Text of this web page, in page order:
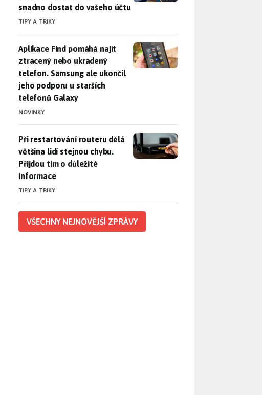
snadno dostat do vašeho účtu
TIPY A TRIKY
Aplikace Find pomáhá najít ztracený nebo ukradený telefon.
Aplikace Find pomáhá najít
ztracený nebo ukradený
telefon. Samsung ale ukončil
jeho podporu u starších
telefonů Galaxy
NOVINKY
Při restartování routeru dělá většina lidí stejnou chybu. Přijdou
Při restartování routeru dělá
většina lidí stejnou chybu.
Přijdou tím o důležité
informace
TIPY A TRIKY
VŠECHNY NEJNOVĚJŠÍ ZPRÁVY